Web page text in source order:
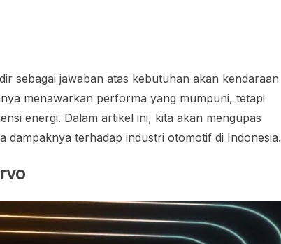
sebagai jawaban atas kebutuhan akan kendaraan
menawarkan performa yang mumpuni, tetapi
energi. Dalam artikel ini, kita akan mengupas
terhadap industri otomotif di Indonesia.